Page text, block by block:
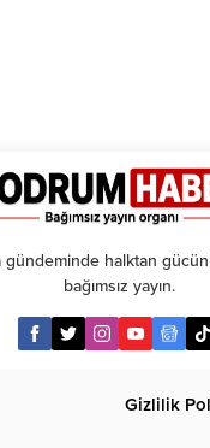
halktan
bağımsız yayın.
Gizlilik